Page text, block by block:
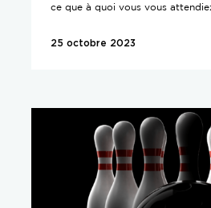
ce que à quoi vous vous
25 octobre 2023